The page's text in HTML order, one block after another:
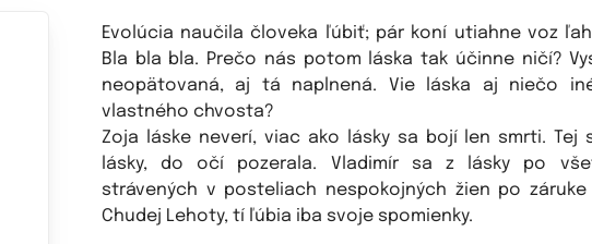
Evolúcia naučila človeka ľúbiť; pár koní utiahne voz
Bla bla bla. Prečo nás potom láska tak účinne ničí?
neopätovaná, aj tá naplnená. Vie láska aj niečo
vlastného chvosta?
Zoja láske neverí, viac ako lásky sa bojí len smrti. Tej
lásky, do očí pozerala. Vladimír sa z lásky po
strávených v posteliach nespokojných žien po
Chudej Lehoty, tí ľúbia iba svoje spomienky.